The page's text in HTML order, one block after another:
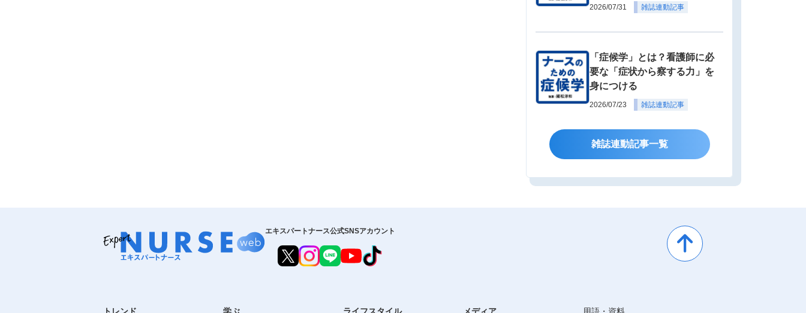
2026/07/31 雑誌連動記事
「症候学」とは？看護師に必
要な「症状から察する力」を
身につける
2026/07/23 雑誌連動記事
雑誌連動記事一覧
エキスパートナース公式SNSアカウント
トレンド 学ぶ ライフスタイル メディア 用語・資料